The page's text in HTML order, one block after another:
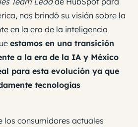
nos brindó su visión sobre la
en la era de la inteligencia
estamos en una transición
a la era de la IA y México
para esta evolución ya que
tecnologías
los consumidores actuales